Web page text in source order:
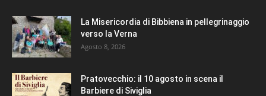
La Misericordia di Bibbiena in pellegrinaggio
verso la Verna
Agosto 8, 2026
Pratovecchio: il 10 agosto in scena il
Barbiere di Siviglia